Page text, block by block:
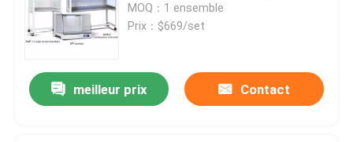
MOQ：1 ensemble
Prix：$669/set
meilleur prix Contact